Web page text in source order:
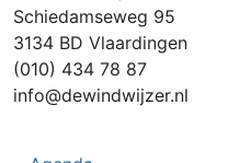
Schiedamseweg 95
3134 BD Vlaardingen
(010) 434 78 87
info@dewindwijzer.nl